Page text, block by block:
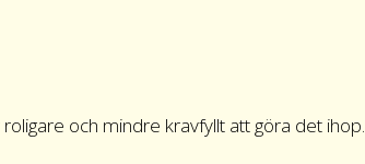
och mindre kravfyllt att göra det ihop.